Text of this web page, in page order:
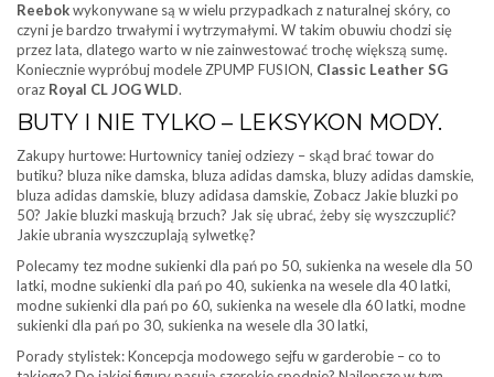
Reebokwykonywane są w wielu przypadkach z naturalnej skóry, co
czyni je bardzo trwałymi i wytrzymałymi. W takim obuwiu chodzi się
przez lata, dlatego warto w nie zainwestować trochę większą sumę.
Koniecznie wypróbuj modele ZPUMP FUSION, Classic Leather SG
oraz Royal CL JOG WLD.
BUTY I NIE TYLKO – LEKSYKON MODY.
Zakupy hurtowe: Hurtownicy taniej odziezy – skąd brać towar do
butiku? bluza nike damska, bluza adidas damska, bluzy adidas damskie,
bluza adidas damskie, bluzy adidasa damskie, Zobacz Jakie bluzki po
50? Jakie bluzki maskują brzuch? Jak się ubrać, żeby się wyszczuplić?
Jakie ubrania wyszczuplają sylwetkę?
Polecamy tez modne sukienki dla pań po 50, sukienka na wesele dla 50
latki, modne sukienki dla pań po 40, sukienka na wesele dla 40 latki,
modne sukienki dla pań po 60, sukienka na wesele dla 60 latki, modne
sukienki dla pań po 30, sukienka na wesele dla 30 latki,
Porady stylistek: Koncepcja modowego sejfu w garderobie – co to